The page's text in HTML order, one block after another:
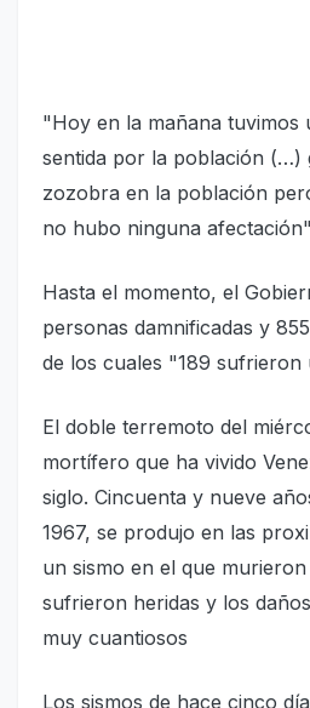
"Hoy en la mañana tuvimos
sentida por la población (…)
zozobra en la población
no hubo ninguna
Hasta el momento, el
personas damnificadas y
de los cuales "189 sufrieron
El doble terremoto del
mortífero que ha vivido
siglo. Cincuenta y nueve
1967, se produjo en las
un sismo en el que
sufrieron heridas y los
muy cuantiosos
Los sismos de hace cinco